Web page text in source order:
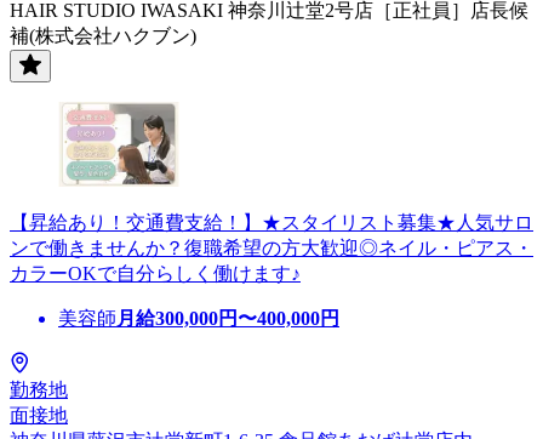
HAIR STUDIO IWASAKI 神奈川辻堂2号店［正社員］店長候
補(株式会社ハクブン)
【昇給あり！交通費支給！】★スタイリスト募集★人気サロ
ンで働きませんか？復職希望の方大歓迎◎ネイル・ピアス・
カラーOKで自分らしく働けます♪
美容師 月給300,000円〜400,000円
勤務地
面接地